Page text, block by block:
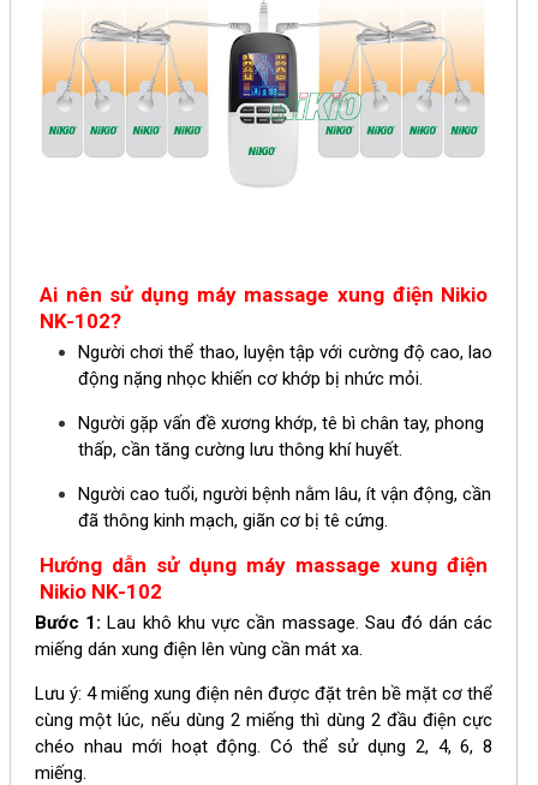
Ai nên sử dụng máy massage xung điện Nikio
NK-102?
Người chơi thể thao, luyện tập với cường độ cao, lao
động nặng nhọc khiến cơ khớp bị nhức mỏi.
Người gặp vấn đề xương khớp, tê bì chân tay, phong
thấp, cần tăng cường lưu thông khí huyết.
Người cao tuổi, người bệnh nằm lâu, ít vận động, cần
đã thông kinh mạch, giãn cơ bị tê cứng.
Hướng dẫn sử dụng máy massage xung điện
Nikio NK-102
Bước 1:Lau khô khu vực cần massage. Sau đó dán các
miếng dán xung điện lên vùng cần mát xa.
Lưu ý: 4 miếng xung điện nên được đặt trên bề mặt cơ thể
cùng một lúc, nếu dùng 2 miếng thì dùng 2 đầu điện cực
chéo nhau mới hoạt động. Có thể sử dụng 2, 4, 6, 8
miếng.